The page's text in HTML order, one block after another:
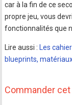
car à la fin de ce
propre jeu, vous
fonctionnalités que
Lire aussi : Les
blueprints,
Commander cet